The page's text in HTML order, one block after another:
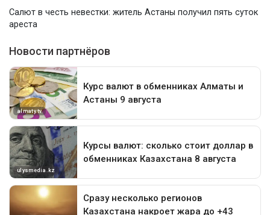
Салют в честь невестки: житель Астаны получил пять суток
ареста